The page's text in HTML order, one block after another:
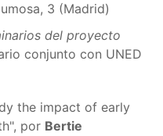
3 (Madrid)
del proyecto
conjunto con UNED
the impact of early
por Bertie